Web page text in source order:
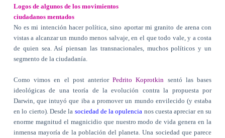
Logos de algunos de los movimientos
ciudadanos mentados
No es mi intención hacer política, sino aportar mi granito de arena con
vistas a alcanzar un mundo menos salvaje, en el que todo vale, y a costa
de quien sea. Así piensan las transnacionales, muchos políticos y un
segmento de la ciudadanía.
Como vimos en el post anteriorPedrito Koprotkin sentó las bases
ideológicas de una teoría de la evolución contra la propuesta por
Darwin, que intuyó que iba a promover un mundo envilecido (y estaba
en lo cierto). Desde la sociedad de la opulencia nos cuesta apreciar en su
enorme magnitud el magnicidio que nuestro modo de vida genera en la
inmensa mayoría de la población del planeta. Una sociedad que parece